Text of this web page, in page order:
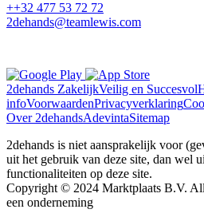
++32 477 53 72 72
2dehands@teamlewis.com
2dehands ZakelijkVeilig en Succesvol
infoVoorwaardenPrivacyverklaring
Over 2dehandsAdevintaSitemap
2dehands is niet aansprakelijk voor
uit het gebruik van deze site, dan wel
functionaliteiten op deze site.
Copyright © 2024 Marktplaats B.V.
een onderneming